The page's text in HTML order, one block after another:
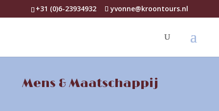
+31 (0)6-23934932 yvonne@kroontours.nl
Mens & Maatschappij